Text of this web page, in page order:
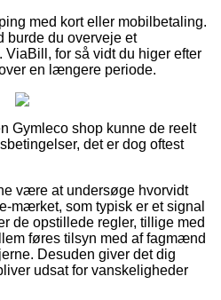
med kort eller mobilbetaling.
burde du overveje et
for så vidt du higer efter
en længere periode.
Gymleco shop kunne de reelt
det er dog oftest
være at undersøge hvorvidt
mærket, som typisk er et signal
de opstillede regler, tillige med
føres tilsyn med af fagmænd
Desuden giver det dig
udsat for vanskeligheder